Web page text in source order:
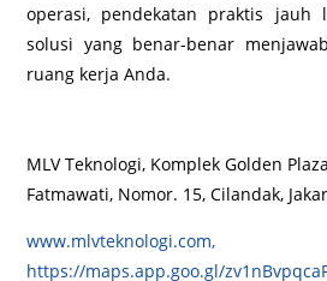
operasi, pendekatan praktis jauh
solusi yang benar-benar
ruang kerja Anda.
MLV Teknologi, Komplek Golden
Fatmawati, Nomor. 15, Cilandak,
www.mlvteknologi.com,
https://maps.app.goo.gl/